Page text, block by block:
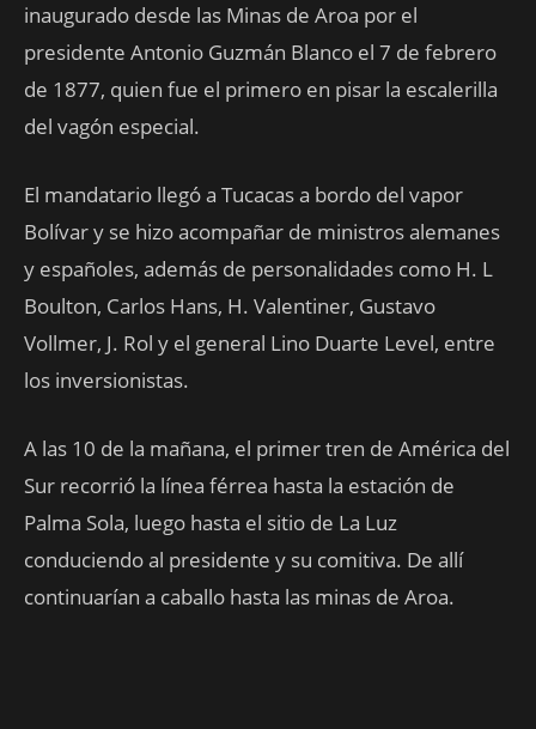
inaugurado desde las Minas de Aroa por el
presidente Antonio Guzmán Blanco el 7 de febrero
de 1877, quien fue el primero en pisar la escalerilla
del vagón especial.
El mandatario llegó a Tucacas a bordo del vapor
Bolívar y se hizo acompañar de ministros alemanes
y españoles, además de personalidades como H. L
Boulton, Carlos Hans, H. Valentiner, Gustavo
Vollmer, J. Rol y el general Lino Duarte Level, entre
los inversionistas.
A las 10 de la mañana, el primer tren de América del
Sur recorrió la línea férrea hasta la estación de
Palma Sola, luego hasta el sitio de La Luz
conduciendo al presidente y su comitiva. De allí
continuarían a caballo hasta las minas de Aroa.